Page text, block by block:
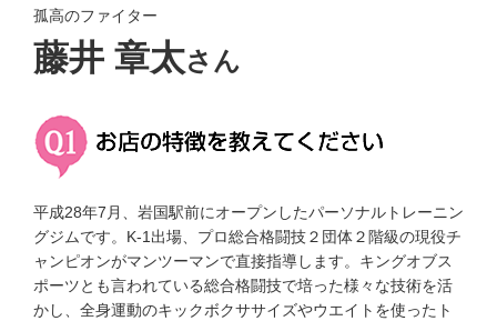
孤高のファイター
藤井 章太さん
平成28年7月、岩国駅前にオープンしたパーソナルトレーニン
グジムです。K-1出場、プロ総合格闘技２団体２階級の現役チ
ャンピオンがマンツーマンで直接指導します。キングオブス
ポーツとも言われている総合格闘技で培った様々な技術を活
かし、全身運動のキックボクササイズやウエイトを使ったト